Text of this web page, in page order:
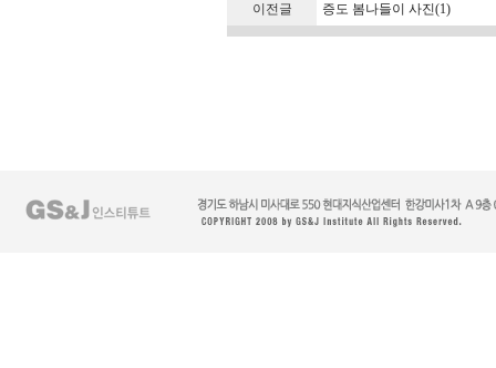
이전글 증도 봄나들이 사진(1)